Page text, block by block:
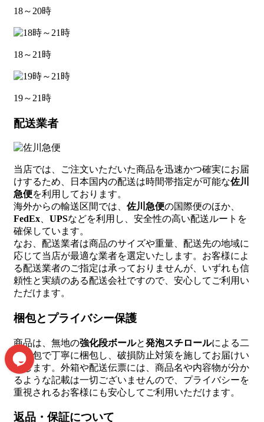
18～20時
18～21時
19～21時
配送業者
当店では、ご注文いただいた商品を迅速かつ確実にお届
けするため、日本国内の配送は時間帯指定が可能な佐川
急便を利用しております。
海外からの輸送区間では、 佐川急便の国際便のほか、
FedEx
UPSなどを利用し、安全性の高い配送ルートを
確保しています。
なお、配送業者は商品のサイズや重量、配送先の地域に
応じて当店が最適な業者を選定いたします。お客様によ
る配送業者のご指定は承っておりませんが、いずれも信
頼性と実績のある配送会社ですので、安心してご利用い
ただけます。
梱包とプライバシー保護
商品は、無地の強化段ボールと発泡スチロールによる二
重梱包で丁寧に梱包し、破損防止対策を施してお届けい
たします。外箱や配送伝票には、商品名や内容物が分か
るような記載は一切ございませんので、プライバシーを
重視されるお客様にも安心してご利用いただけます。
返品・保証について